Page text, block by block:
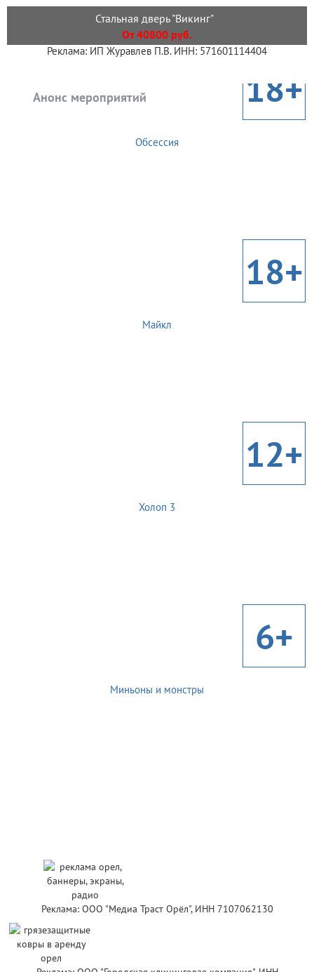
Стальная дверь "Викинг"
От 40800 руб.
Реклама: ИП Журавлев П.В. ИНН: 571601114404
Анонс мероприятий 18+
Обсессия
18+
Майкл
12+
Холоп 3
6+
Миньоны и монстры
Реклама: ООО "Медиа Траст Орёл", ИНН 7107062130